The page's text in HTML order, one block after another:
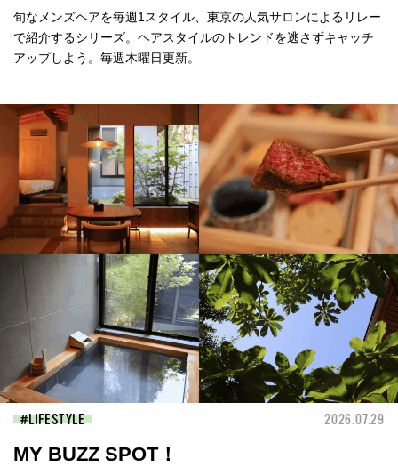
旬なメンズヘアを毎週1スタイル、東京の人気サロンによるリレー
で紹介するシリーズ。ヘアスタイルのトレンドを逃さずキャッチ
アップしよう。毎週木曜日更新。
LIFESTYLE 2026.07.29
MY BUZZ SPOT！